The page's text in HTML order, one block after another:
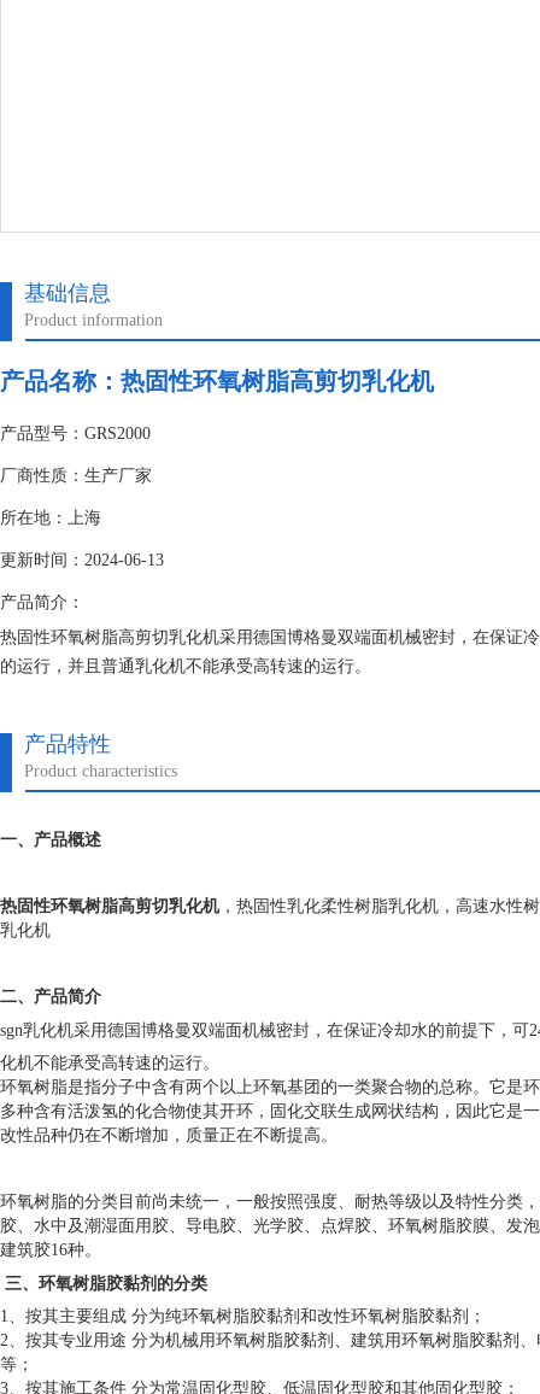
基础信息
Product information
产品名称：热固性环氧树脂高剪切乳化机
产品型号：GRS2000
厂商性质：生产厂家
所在地：上海
更新时间：2024-06-13
产品简介：
热固性环氧树脂高剪切乳化机采用德国博格曼双端面机械密封，在保证
的运行，并且普通乳化机不能承受高转速的运行。
产品特性
Product characteristics
一、 产品概述
热固性环氧树脂高剪切乳化机，热固性乳化柔性树脂乳化机，高速水性
乳化机
二、产品简介
sgn乳化机采用德国博格曼双端面机械密封，在保证冷却水的前提下，
化机不能承受高转速的运行。
环氧树脂是指分子中含有两个以上环氧基团的一类聚合物的总称。它是
多种含有活泼氢的化合物使其开环，固化交联生成网状结构，因此它是
改性品种仍在不断增加，质量正在不断提高。
环氧树脂的分类目前尚未统一，一般按照强度、耐热等级以及特性分类
胶、水中及潮湿面用胶、导电胶、光学胶、点焊胶、环氧树脂胶膜、发
建筑胶16种。
三、 环氧树脂胶黏剂的分类
1、按其主要组成 分为纯环氧树脂胶黏剂和改性环氧树脂胶黏剂；
2、按其专业用途 分为机械用环氧树脂胶黏剂、建筑用环氧树脂胶黏剂
等；
3、按其施工条件 分为常温固化型胶、低温固化型胶和其他固化型胶；